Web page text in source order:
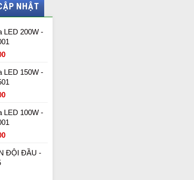
NHẬT
LED 200W -
LED 150W -
LED 100W -
ĐỘI ĐẦU -